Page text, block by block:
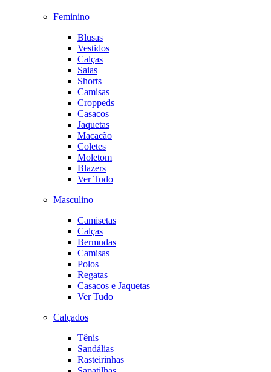
Feminino
Blusas
Vestidos
Calças
Saias
Shorts
Camisas
Croppeds
Casacos
Jaquetas
Macacão
Coletes
Moletom
Blazers
Ver Tudo
Masculino
Camisetas
Calças
Bermudas
Camisas
Polos
Regatas
Casacos e Jaquetas
Ver Tudo
Calçados
Tênis
Sandálias
Rasteirinhas